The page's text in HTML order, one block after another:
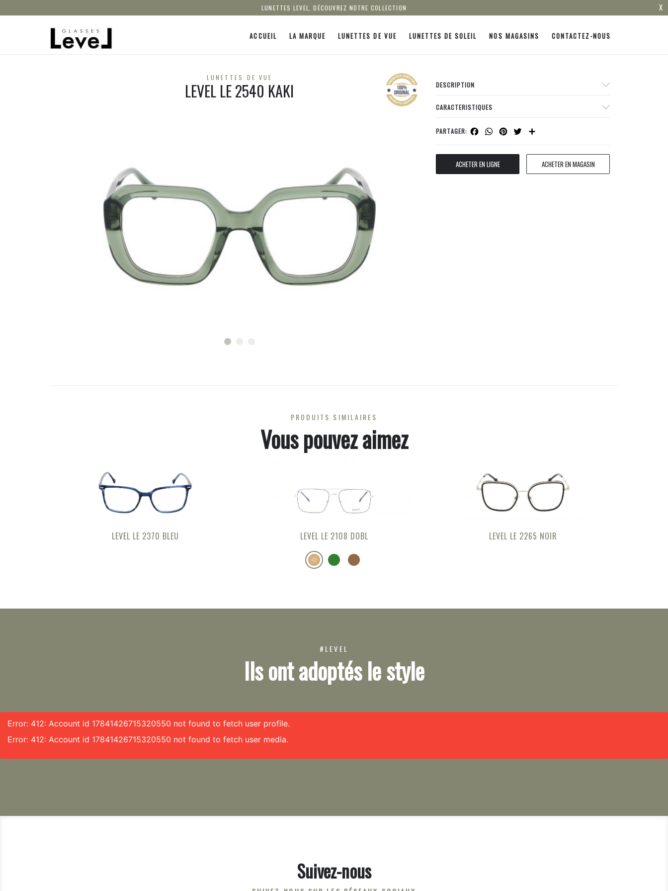
LUNETTES LEVEL, DÉCOUVREZ NOTRE COLLECTION X
ACCUEIL LA MARQUE LUNETTES DE VUE LUNETTES DE SOLEIL NOS MAGASINS CONTACTEZ-NOUS
LUNETTES DE VUE
LEVEL LE 2540 KAKI DESCRIPTION
CARACTERISTIQUES
PARTAGER: Facebook
WhatsApp
Pinterest
Twitter
ACHETER EN LIGNE ACHETER EN MAGASIN
PRODUITS SIMILAIRES
Vous pouvez aimez
LEVEL LE 2370 BLEU LEVEL LE 2108 DOBL LEVEL LE 2265 NOIR
#LEVEL
Ils ont adoptés le style
Error: 412: Account id 17841426715320550 not found to fetch user profile.
Error: 412: Account id 17841426715320550 not found to fetch user media.
Suivez-nous